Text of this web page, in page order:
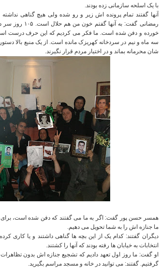
با یک اسلحه سازمانی زده بودند.
آنها گفتند تمام پرونده اش زیر و رو شده ولی هیچ گناهی
رمضانی گفت: به آنها گفتم خون من هم حلال است. ۱۰۵ روز سر دوانده بودند
خورده و دفن شده است. ما فکر می کردیم که این حرف درست
سه ماه و نیم در سردخانه کهریزک مانده است. از یک منبع بالا
شان محرمانه بماند و در اختیار مردم قرار نگیرند.
همسر حسن پور گفت: اگر به ما می گفتند که دفن شده است،
ما جنازه اش را به شما تحویل می دهیم.
دیگران گفتند: کدام یک از این بچه ها گناهی داشتند و یا کاری کرده
انتخابات به خیابان ها رفته بودند که آنها را کشتند.
او گفت: ما روز اول تعهد دادیم که تشجیع جنازه اش بدون تظاهرات
گرفتیم.گفتند:می توانید در خانه و مسجد مراسم بگیرید.